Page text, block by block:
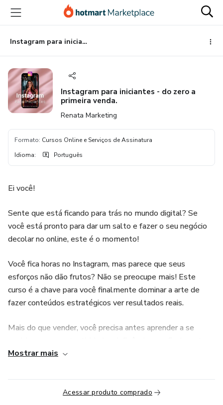
para
conteúdo
principal
para
pagamento
para
rodapé
Instagram para iniciantes - do zero a primeira venda.
Instagram para iniciantes - do zero a
primeira venda.
Renata Marketing
Formato: Cursos Online e Serviços de Assinatura
Idioma: Português
Ei você!
Sente que está ficando para trás no mundo digital? Se
você está pronto para dar um salto e fazer o seu negócio
decolar no online, este é o momento!
Você fica horas no Instagram, mas parece que seus
esforços não dão frutos? Não se preocupe mais! Este
curso é a chave para você finalmente dominar a arte de
fazer conteúdos estratégicos ver resultados reais.
Mais do que vender, você precisa antes aprender a se
entender como criar conteúdo de valor que te ajude a
Agora é a hora de agir! Vagas limitadas disponíveis. Não
Mostrar mais
Acessar produto comprado